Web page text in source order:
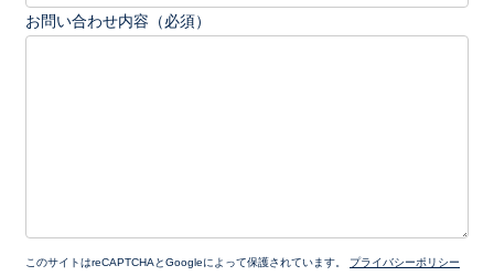
お問い合わせ内容（必須）
このサイトはreCAPTCHAとGoogleによって保護されています。 プライバシーポリシー